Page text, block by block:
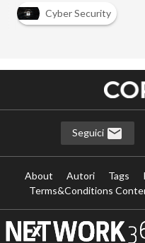
Cyber Security
Seguici
About Autori Tags
Terms&Conditions